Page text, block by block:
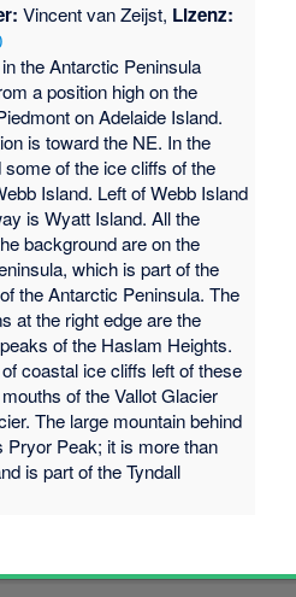
Vincent van Zeijst, Lizenz:
the Antarctic Peninsula
a position high on the
on Adelaide Island.
is toward the NE. In the
some of the ice cliffs of the
Island. Left of Webb Island
is Wyatt Island. All the
background are on the
which is part of the
the Antarctic Peninsula. The
at the right edge are the
of the Haslam Heights.
coastal ice cliffs left of these
of the Vallot Glacier
The large mountain behind
Pryor Peak; it is more than
is part of the Tyndall